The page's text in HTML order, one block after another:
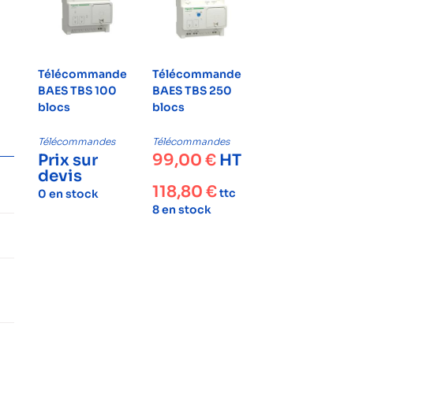
Télécommande
BAES TBS 100
blocs
Télécommandes
Prix sur
devis
0 en stock
Télécommande
BAES TBS 250
blocs
Télécommandes
99,00 € HT
118,80 €ttc
8 en stock